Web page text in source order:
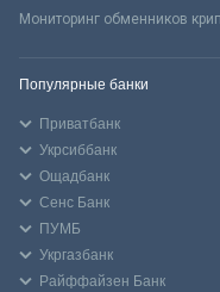
Мониторинг обменников
Популярные банки
Приватбанк
Укрсиббанк
Ощадбанк
Сенс Банк
ПУМБ
Укргазбанк
Райффайзен Банк